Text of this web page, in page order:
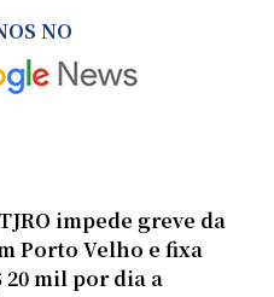
NO
impede greve da
Porto Velho e fixa
20 mil por dia a